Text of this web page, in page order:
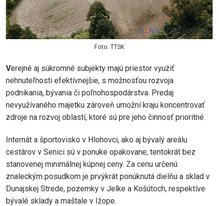
Foto: TTSK
Verejné aj súkromné subjekty majú priestor využiť
nehnuteľnosti efektívnejšie, s možnosťou rozvoja
podnikania, bývania či poľnohospodárstva. Predaj
nevyužívaného majetku zároveň umožní kraju koncentrovať
zdroje na rozvoj oblastí, ktoré sú pre jeho činnosť prioritné.
Internát a športovisko v Hlohovci, ako aj bývalý areálu
cestárov v Senici sú v ponuke opakovane, tentokrát bez
stanovenej minimálnej kúpnej ceny. Za cenu určenú
znaleckým posudkom je prvýkrát ponúknutá dielňu a sklad v
Dunajskej Strede, pozemky v Jelke a Košútoch, respektíve
bývalé sklady a maštale v Ižope.